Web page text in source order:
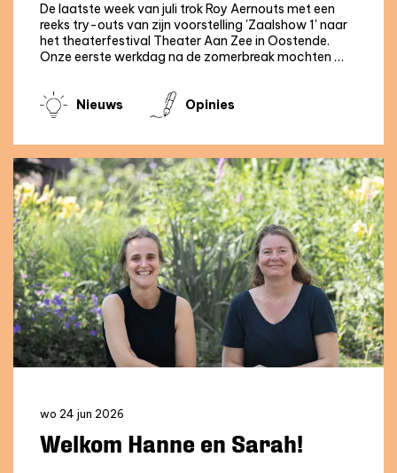
De laatste week van juli trok Roy Aernouts met een
reeks try-outs van zijn voorstelling 'Zaalshow 1' naar
het theaterfestival Theater Aan Zee in Oostende.
Onze eerste werkdag na de zomerbreak mochten …
Nieuws Opinies
wo 24 jun 2026
Welkom Hanne en Sarah!